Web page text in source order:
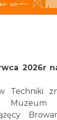
2026r
Techniki
Muzeum